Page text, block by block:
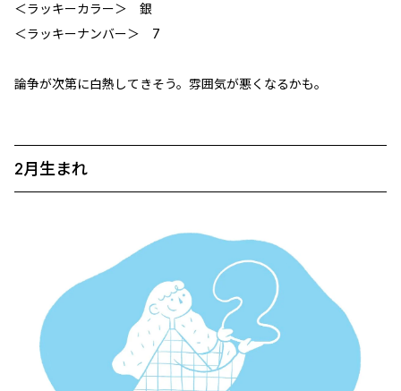
＜ラッキーカラー＞ 銀
＜ラッキーナンバー＞ 7
論争が次第に白熱してきそう。雰囲気が悪くなるかも。
2月生まれ